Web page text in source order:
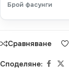
Брой фасунги
Сравняване
Споделяне: